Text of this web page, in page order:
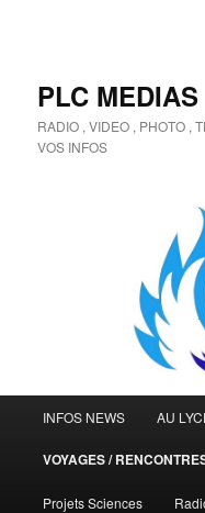
PLC MEDIAS
RADIO , VIDEO , PHOTO ,
VOS INFOS
principal
INFOS NEWS AU
VOYAGES /
Projets Sciences